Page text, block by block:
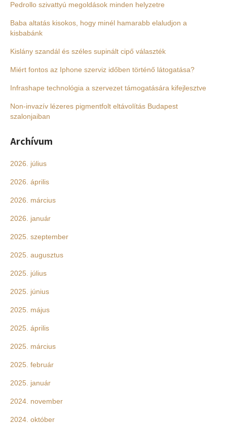
Pedrollo szivattyú megoldások minden helyzetre
Baba altatás kisokos, hogy minél hamarabb elaludjon a
kisbabánk
Kislány szandál és széles supinált cipő választék
Miért fontos az Iphone szerviz időben történő látogatása?
Infrashape technológia a szervezet támogatására kifejlesztve
Non-invazív lézeres pigmentfolt eltávolítás Budapest
szalonjaiban
Archívum
2026. július
2026. április
2026. március
2026. január
2025. szeptember
2025. augusztus
2025. július
2025. június
2025. május
2025. április
2025. március
2025. február
2025. január
2024. november
2024. október